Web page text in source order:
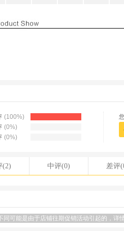
(100%)
(0%)
(0%)
(2) 中评(0) 差评
同可能是由于店铺往期促销活动引起的，详